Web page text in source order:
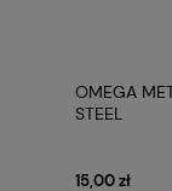
OMEGA
STEEL
15,00 zł